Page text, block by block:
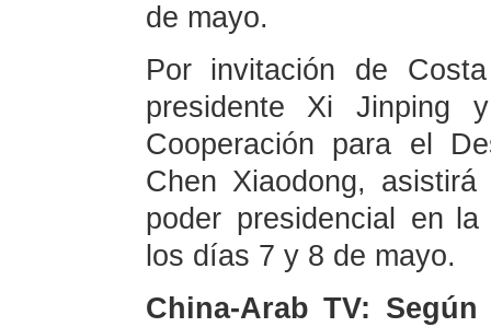
de mayo.
Por invitación de
presidente Xi Jinping
Cooperación para el
Chen Xiaodong,
poder presidencial en
los días 7 y 8 de mayo.
China-Arab TV: